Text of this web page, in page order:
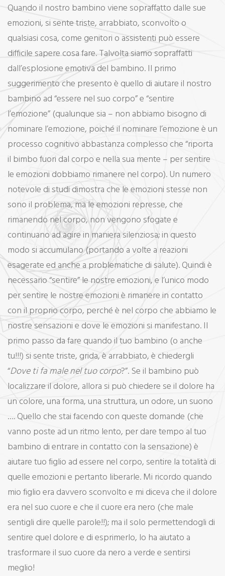
Quando il nostro bambino viene sopraffatto dalle sue
emozioni, si sente triste, arrabbiato, sconvolto o
qualsiasi cosa, come genitori o assistenti può essere
difficile sapere cosa fare. Talvolta siamo sopraffatti
dall’esplosione emotiva del bambino. Il primo
suggerimento che presento è quello di aiutare il nostro
bambino ad “essere nel suo corpo” e “sentire
l’emozione” (qualunque sia – non abbiamo bisogno di
nominare l’emozione, poiché il nominare l’emozione è un
processo cognitivo abbastanza complesso che “riporta
il bimbo fuori dal corpo e nella sua mente – per sentire
le emozioni dobbiamo rimanere nel corpo). Un numero
notevole di studi dimostra che le emozioni stesse non
sono il problema, ma le emozioni represse, che
rimanendo nel corpo, non vengono sfogate e
continuano ad agire in maniera silenziosa; in questo
modo si accumulano (portando a volte a reazioni
esagerate ed anche a problematiche di salute). Quindi è
necessario “sentire” le nostre emozioni, e l’unico modo
per sentire le nostre emozioni è rimanere in contatto
con il proprio corpo, perché è nel corpo che abbiamo le
nostre sensazioni e dove le emozioni si manifestano. Il
primo passo da fare quando il tuo bambino (o anche
tu!!!) si sente triste, grida, è arrabbiato, è chiedergli
“Dove ti fa male nel tuo corpo?”. Se il bambino può
localizzare il dolore, allora si può chiedere se il dolore ha
un colore, una forma, una struttura, un odore, un suono
…. Quello che stai facendo con queste domande (che
vanno poste ad un ritmo lento, per dare tempo al tuo
bambino di entrare in contatto con la sensazione) è
aiutare tuo figlio ad essere nel corpo, sentire la totalità di
quelle emozioni e pertanto liberarle. Mi ricordo quando
mio figlio era davvero sconvolto e mi diceva che il dolore
era nel suo cuore e che il cuore era nero (che male
sentigli dire quelle parole!!); ma il solo permettendogli di
sentire quel dolore e di esprimerlo, lo ha aiutato a
trasformare il suo cuore da nero a verde e sentirsi
meglio!